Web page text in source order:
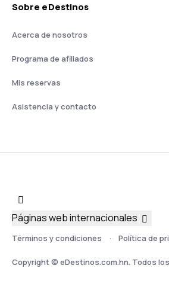
Sobre eDestinos
Acerca de nosotros
Programa de afiliados
Mis reservas
Asistencia y contacto
Términos y condiciones Política de
Copyright © eDestinos.com.hn. Todos
Páginas web internacionales